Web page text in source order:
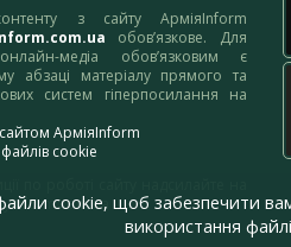
з сайту АрміяInform
обов’язкове. Для
медіа обов’язковим є
абзаці матеріалу прямого та
систем гіперпосилання на
АрміяInform
cookie
cookie, щоб забезпечити
використання